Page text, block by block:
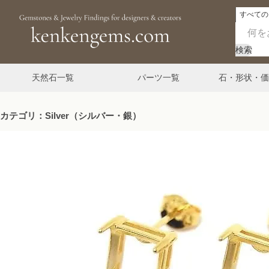
検索
天然石一覧 パーツ一覧 石・形状・
カテゴリ：Silver（シルバー・銀）